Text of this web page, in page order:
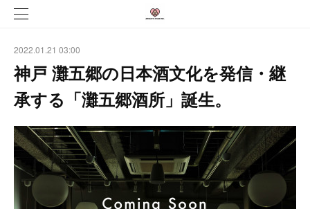
2022.01.21 03:00
神戸 灘五郷の日本酒文化を発信・継
承する「灘五郷酒所」誕生。